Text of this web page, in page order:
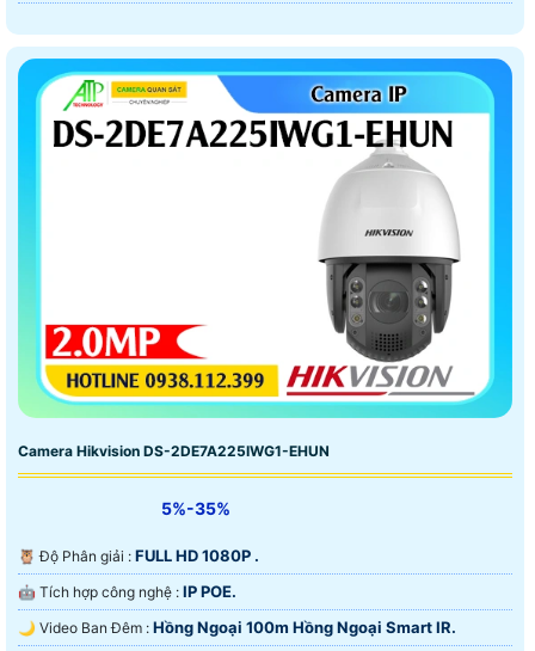
Camera Hikvision DS-2DE7A225IWG1-EHUN
5%-35%
🦉 Độ Phân giải : FULL HD 1080P .
🤖️ Tích hợp công nghệ : IP POE.
🌙 Video Ban Đêm : Hồng Ngoại 100m Hồng Ngoại Smart IR.